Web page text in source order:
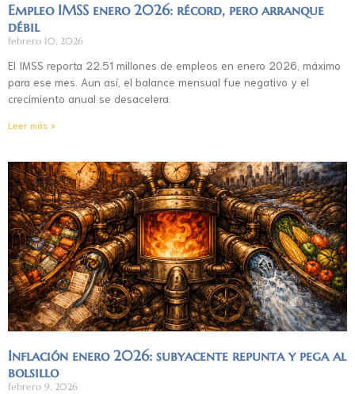
Empleo IMSS enero 2026: récord, pero arranque
débil
febrero 10, 2026
El IMSS reporta 22.51 millones de empleos en enero 2026, máximo
para ese mes. Aun así, el balance mensual fue negativo y el
crecimiento anual se desacelera.
Leer más »
Inflación enero 2026: subyacente repunta y pega al
bolsillo
febrero 9, 2026